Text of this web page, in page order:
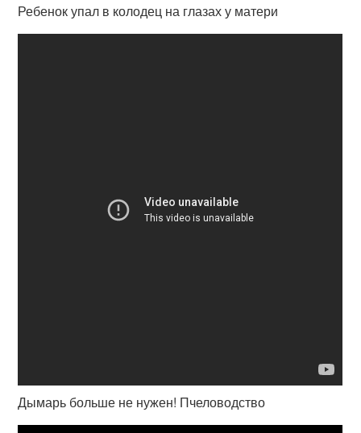
Ребенок упал в колодец на глазах у матери
Дымарь больше не нужен! Пчеловодство